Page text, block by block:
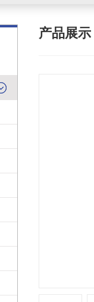
产品展示